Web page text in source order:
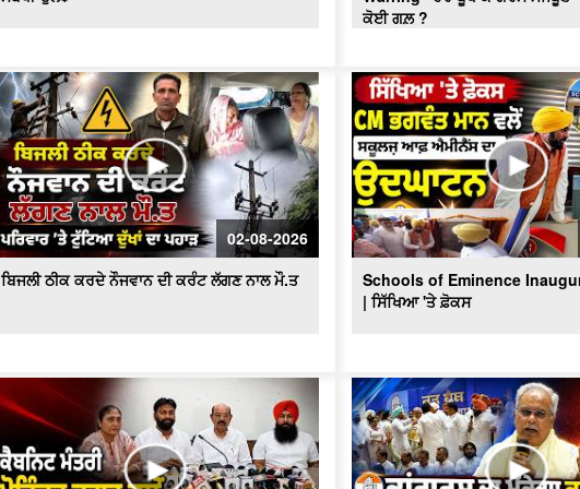
ਕੋਈ ਗਲ਼ ?
02-08-2026
ਬਿਜਲੀ ਠੀਕ ਕਰਦੇ ਨੌਜਵਾਨ ਦੀ ਕਰੰਟ ਲੱਗਣ ਨਾਲ ਮੌ.ਤ
Schools of Eminence
| ਸਿੱਖਿਆ 'ਤੇ ਫ਼ੋਕਸ